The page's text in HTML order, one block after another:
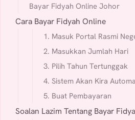
Bayar Fidyah Online Johor
Cara Bayar Fidyah Online
1. Masuk Portal Rasmi
2. Masukkan Jumlah Hari
3. Pilih Tahun Tertunggak
4. Sistem Akan Kira
5. Buat Pembayaran
Soalan Lazim Tentang Bayar